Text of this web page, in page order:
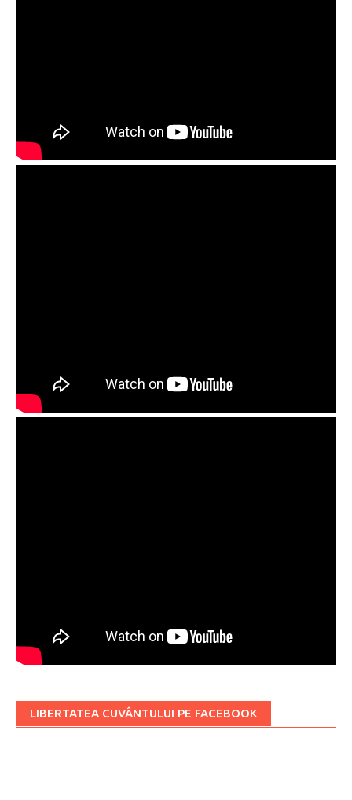
LIBERTATEA CUVÂNTULUI PE FACEBOOK